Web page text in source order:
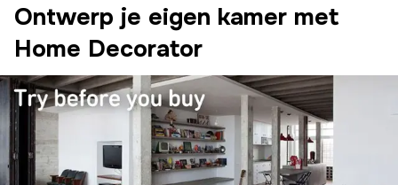
Ontwerp je eigen kamer met
Home Decorator